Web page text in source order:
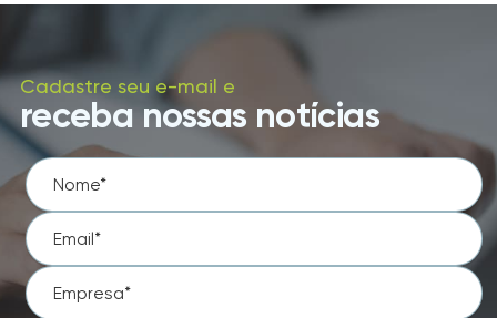
Cadastre seu e-mail e
receba nossas notícias